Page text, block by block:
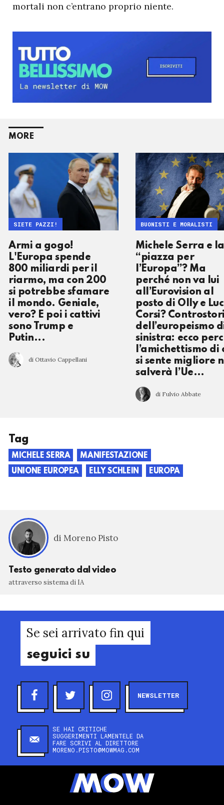
mortali non c’entrano proprio niente.
MORE
Armi a gogo!
L'Europa spende
800 miliardi per il
riarmo, ma con 200
si potrebbe sfamare
il mondo. Geniale,
vero? E poi i cattivi
sono Trump e
Putin...
di Ottavio Cappellani
SIETE PAZZI!
Michele Serra e la
“piazza per
l’Europa”? Ma
perché non va lui
all’Eurovision al
posto di Olly e
Corsi?
dell’europeismo
sinistra: ecco
l’amichettismo di
si sente migliore
salverà l’Ue…
di Fulvio Abbate
BUONISTI E MORALISTI
Tag
MICHELE SERRA
MANIFESTAZIONE
UNIONE EUROPEA
ELLY SCHLEIN EUROPA
di Moreno Pisto
Testo generato dal video
attraverso sistema di IA
Se sei arrivato fin qui
seguici su
NEWSLETTER
SE HAI CRITICHE
SUGGERIMENTI LAMENTELE DA
FARE SCRIVI AL DIRETTORE
MORENO.PISTO@MOWMAG.COM